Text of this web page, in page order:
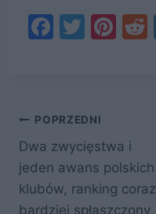
F
b
o
o
k
T
Pi
Nawigacja
wpisu
POPRZEDNI
Dwa zwycięstwa i
jeden awans polskich
klubów, ranking coraz
bardziej spłaszczony